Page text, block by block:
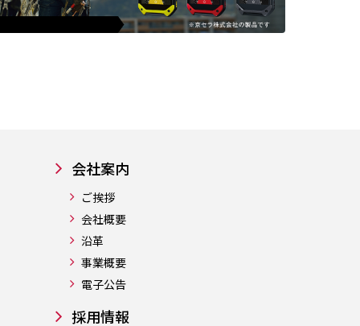
会社案内
ご挨拶
会社概要
沿革
事業概要
電子公告
採用情報